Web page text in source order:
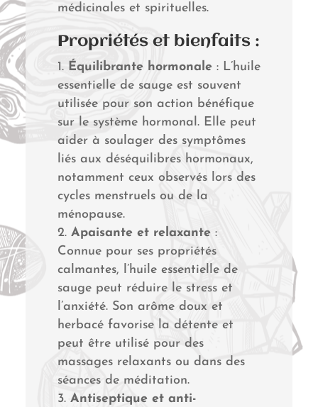
médicinales et spirituelles.
Propriétés et bienfaits :
Équilibrante hormonale: L’huile
essentielle de sauge est souvent
utilisée pour son action bénéfique
sur le système hormonal. Elle peut
aider à soulager des symptômes
liés aux déséquilibres hormonaux,
notamment ceux observés lors des
cycles menstruels ou de la
ménopause.
Apaisante et relaxante:
Connue pour ses propriétés
calmantes, l’huile essentielle de
sauge peut réduire le stress et
l’anxiété. Son arôme doux et
herbacé favorise la détente et
peut être utilisé pour des
massages relaxants ou dans des
séances de méditation.
Antiseptique et anti-